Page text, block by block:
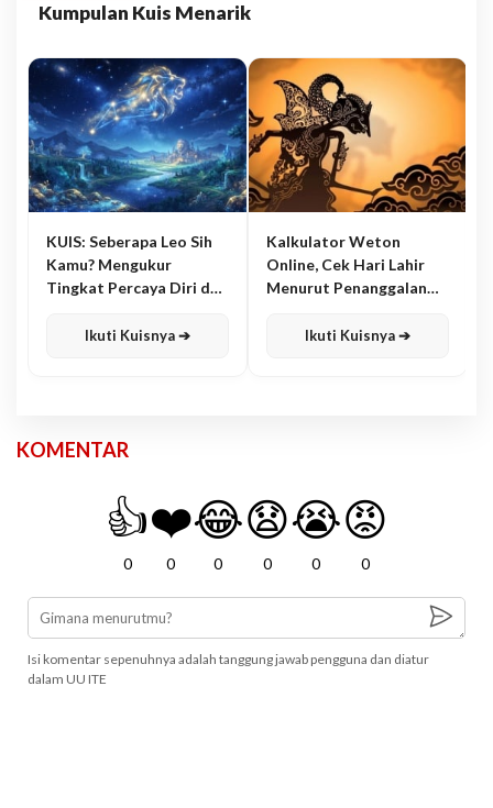
Kumpulan Kuis Menarik
KUIS: Seberapa Leo Sih
Kamu? Mengukur
Tingkat Percaya Diri dan
Ikuti Kuisnya ➔
Kalkulator Weton
Online, Cek Hari Lahir
Menurut Penanggalan
Ikuti Kuisnya ➔
KOMENTAR
👍
0
❤️
0
😂
0
😧
0
😭
0
😡
0
Isi komentar sepenuhnya adalah tanggung jawab pengguna dan diatur
dalam UU ITE